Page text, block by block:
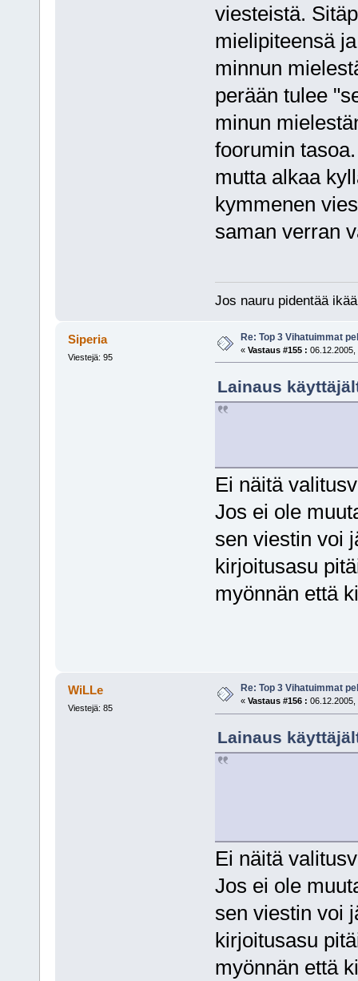
viesteistä.
mielipiteensä
minnun
perään tulee
minun
foorumin
mutta alkaa
kymmenen
saman verran
Jos nauru pidentää
Siperia
Viestejä: 95
Re: Top 3 Vihatuimmat
« Vastaus #155 : 06.12.2005,
Lainaus
Ei näitä
Jos ei ole
sen viestin voi
kirjoitusasu
myönnän että
WiLLe
Viestejä: 85
Re: Top 3 Vihatuimmat
« Vastaus #156 : 06.12.2005,
Lainaus
Ei näitä
Jos ei ole
sen viestin voi
kirjoitusasu
myönnän että